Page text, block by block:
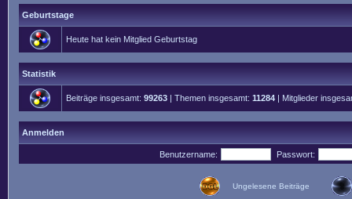
Geburtstage
Heute hat kein Mitglied Geburtstag
Statistik
Beiträge insgesamt: 99263 | Themen insgesamt: 11284 | Mitglieder
Anmelden
Benutzername: Passwort:
Ungelesene Beiträge